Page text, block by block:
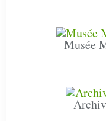
Musée